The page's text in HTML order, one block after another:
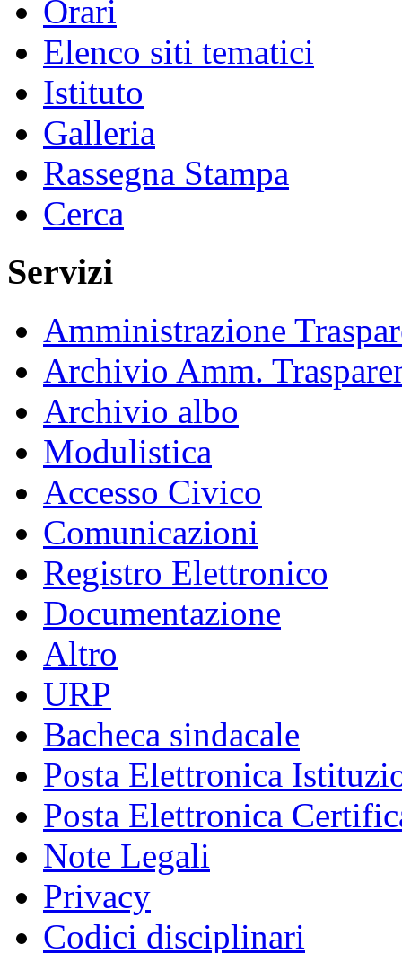
Orari
Elenco siti tematici
Istituto
Galleria
Rassegna Stampa
Cerca
Servizi
Amministrazione
Archivio Amm.
Archivio albo
Modulistica
Accesso Civico
Comunicazioni
Registro Elettronico
Documentazione
Altro
URP
Bacheca sindacale
Posta Elettronica
Posta Elettronica
Note Legali
Privacy
Codici disciplinari